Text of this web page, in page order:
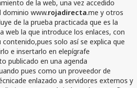
de la web, una vez accedido
dominio www.rojadirecta.me y otros
de la prueba practicada que es la
web la que introduce los enlaces, con
solo así se explica que
e insertarlo en elepígrafe
publicado en una agenda
pues como un proveedor de
enlazado a servidores externos y